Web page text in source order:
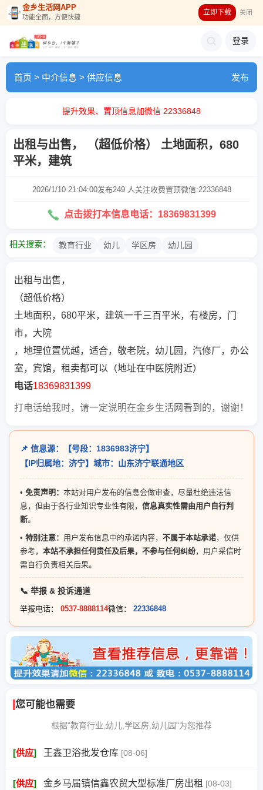
金乡生活网APP
功能全面，方便快捷
立即下载 关闭
登录
首页 > 中介信息 > 供应信息 发布
提升效果、置顶信息加微信 22336848
出租与出售， （超低价格） 土地面积，680
平米，建筑
2026/1/10 21:04:00发布249 人关注收费置顶微信:22336848
点击拨打本信息电话：18369831399
相关搜索： 教育行业 幼儿 学区房 幼儿园
出租与出售，
（超低价格）
土地面积，680平米，建筑一千三百平米，有楼房，门
市，大院
，地理位置优越，适合，敬老院，幼儿园，汽修厂，办公
室，宾馆，租卖都可以（地址在中医院附近）
电话18369831399
打电话给我时，请一定说明在金乡生活网看到的，谢谢！
📌 信息源：【号段：1836983济宁】
【IP归属地：济宁】城市：山东济宁联通地区
• 免责声明： 本站对用户发布的信息会做审查，尽量杜绝违法信
息，但由于各行业知识专业性有限， 信息真实性需由用户自行判
断。
• 特别注意： 用户发布信息中的承诺内容， 不属于本站承诺，仅供
参考， 本站不承担任何责任及后果，不参与任何纠纷，用户采信时
需自行负责相关后果。
📞 举报 & 投诉通道
举报电话： 0537-8888114微信： 22336848
您可能也需要
根据"教育行业,幼儿,学区房,幼儿园"为您推荐
[供应] 王鑫卫浴批发仓库 [08-06]
[供应] 金乡马届镇信鑫农贸大型标准厂房出租 [08-03]